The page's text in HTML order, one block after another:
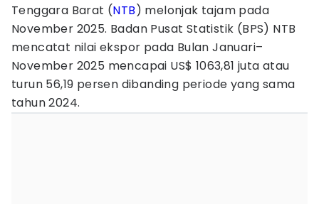
Tenggara Barat (NTB) melonjak tajam pada
November 2025. Badan Pusat Statistik (BPS) NTB
mencatat nilai ekspor pada Bulan Januari–
November 2025 mencapai US$ 1063,81 juta atau
turun 56,19 persen dibanding periode yang sama
tahun 2024.